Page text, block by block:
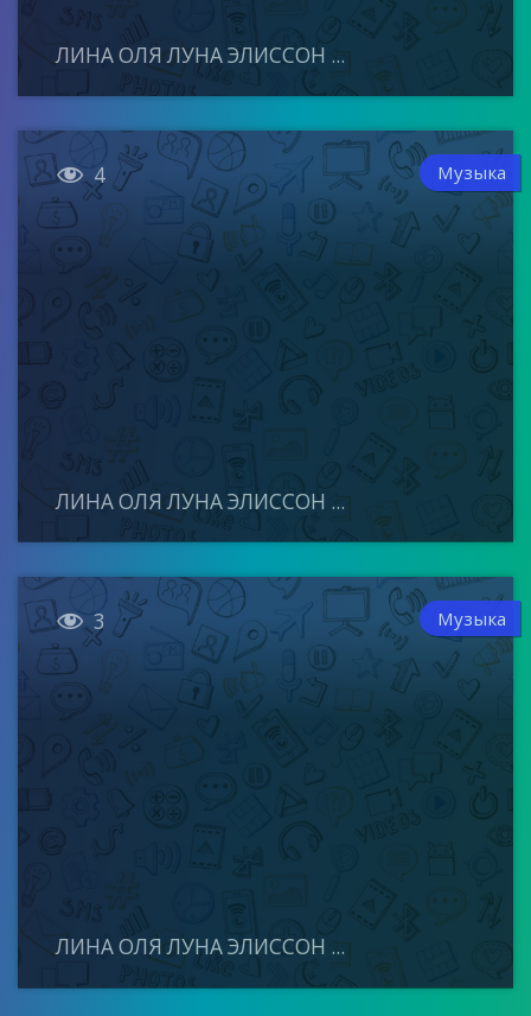
ЛИНА ОЛЯ ЛУНА ЭЛИССОН ...
 4 Музыка
ЛИНА ОЛЯ ЛУНА ЭЛИССОН ...
 3 Музыка
ЛИНА ОЛЯ ЛУНА ЭЛИССОН ...